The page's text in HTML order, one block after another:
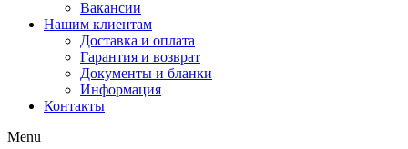
Вакансии
Нашим клиентам
Доставка и оплата
Гарантия и возврат
Документы и бланки
Информация
Контакты
Menu